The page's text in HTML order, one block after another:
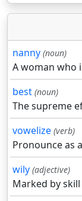
nanny (noun)
A woman who
best (noun)
The supreme
vowelize (verb)
Pronounce as
wily (adjective)
Marked by